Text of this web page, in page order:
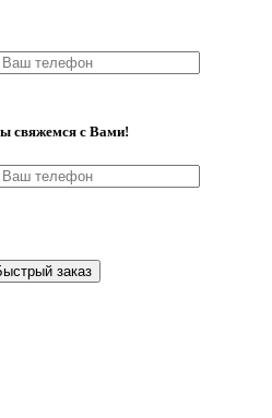
свяжемся с Вами!
заказ